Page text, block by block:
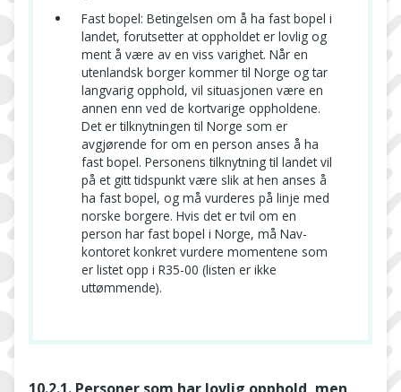
Fast bopel: Betingelsen om å ha fast bopel i
landet, forutsetter at oppholdet er lovlig og
ment å være av en viss varighet. Når en
utenlandsk borger kommer til Norge og tar
langvarig opphold, vil situasjonen være en
annen enn ved de kortvarige oppholdene.
Det er tilknytningen til Norge som er
avgjørende for om en person anses å ha
fast bopel. Personens tilknytning til landet vil
på et gitt tidspunkt være slik at hen anses å
ha fast bopel, og må vurderes på linje med
norske borgere. Hvis det er tvil om en
person har fast bopel i Norge, må Nav-
kontoret konkret vurdere momentene som
er listet opp i R35-00 (listen er ikke
uttømmende).